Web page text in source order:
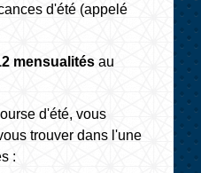
d'été (appelé
mensualités au
d'été, vous
trouver dans l'une
: